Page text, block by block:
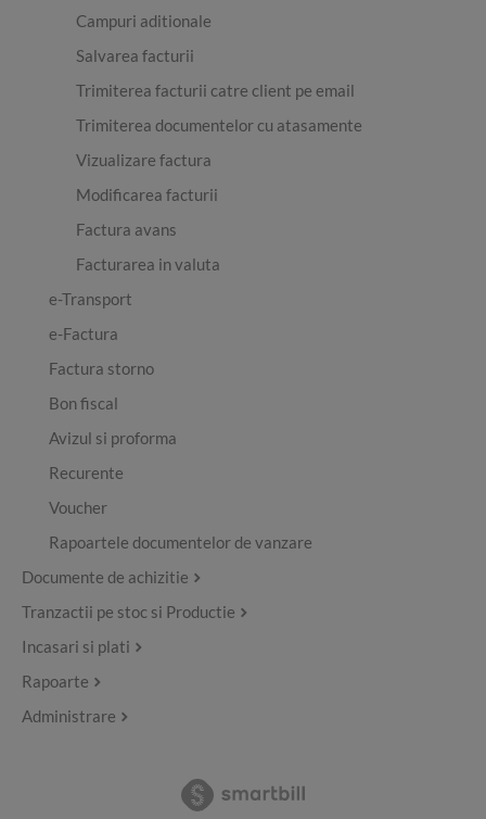
Campuri aditionale
Salvarea facturii
Trimiterea facturii catre client pe email
Trimiterea documentelor cu atasamente
Vizualizare factura
Modificarea facturii
Factura avans
Facturarea in valuta
e-Transport
e-Factura
Factura storno
Bon fiscal
Avizul si proforma
Recurente
Voucher
Rapoartele documentelor de vanzare
Documente de achizitie
Tranzactii pe stoc si Productie
Incasari si plati
Rapoarte
Administrare